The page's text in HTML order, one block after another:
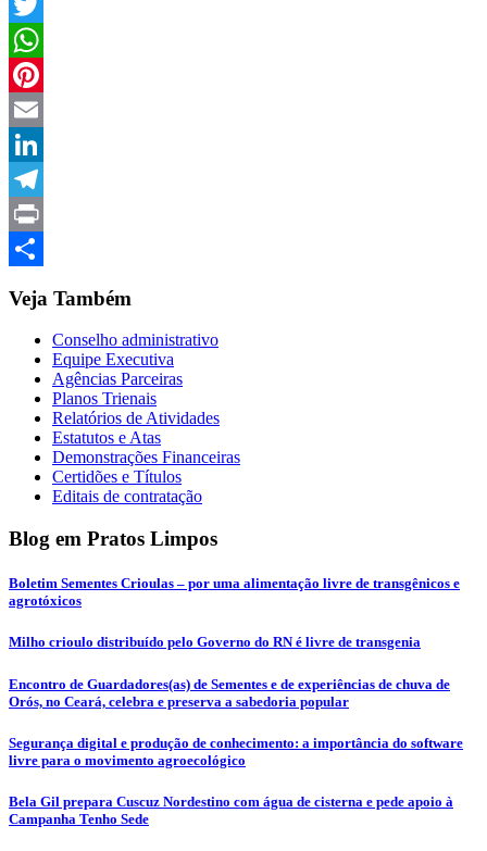
Facebook
Twitter
WhatsApp
Pinterest
Email
LinkedIn
Telegram
Print
Veja Também
Conselho administrativo
Equipe Executiva
Agências Parceiras
Planos Trienais
Relatórios de Atividades
Estatutos e Atas
Demonstrações Financeiras
Certidões e Títulos
Editais de contratação
Blog em Pratos Limpos
Boletim Sementes Crioulas – por uma alimentação livre de transgênicos e
agrotóxicos
Milho crioulo distribuído pelo Governo do RN é livre de transgenia
Encontro de Guardadores(as) de Sementes e de experiências de chuva de
Orós, no Ceará, celebra e preserva a sabedoria popular
Segurança digital e produção de conhecimento: a importância do software
livre para o movimento agroecológico
Bela Gil prepara Cuscuz Nordestino com água de cisterna e pede apoio à
Campanha Tenho Sede